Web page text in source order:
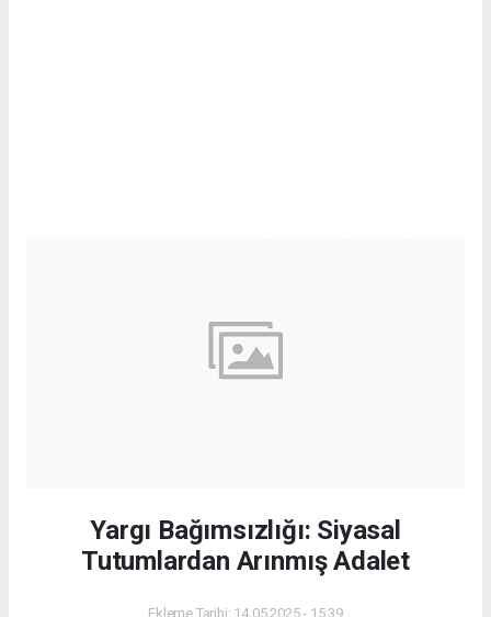
Yargı Bağımsızlığı: Siyasal
Tutumlardan Arınmış Adalet
Ekleme Tarihi: 14.05.2025 - 15:39